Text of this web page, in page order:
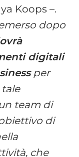
Koops –.
dopo
digitali
per
team di
di
che